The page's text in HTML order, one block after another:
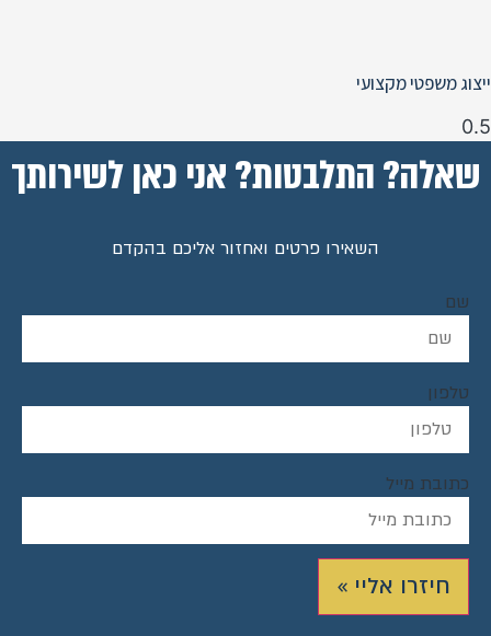
ייצוג משפטי מקצועי
שאלה? התלבטות? אני כאן לשירותך
השאירו פרטים ואחזור אליכם בהקדם
שם
טלפון
כתובת מייל
חיזרו אליי »